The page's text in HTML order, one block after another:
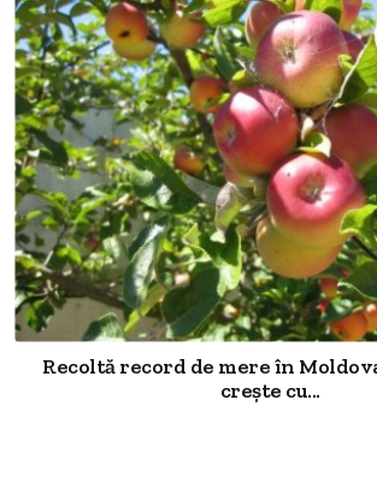
Recoltă record de mere în
crește cu...